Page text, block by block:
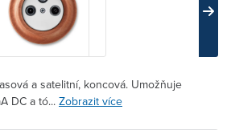
a satelitní, koncová. Umožňuje
DC a tó... Zobrazit více